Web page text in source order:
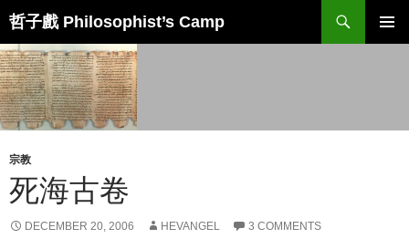
Skip
content
哲子戲 Philosophist’s Camp
Search
宗教
死海古卷
DECEMBER 20, 2006 HEVANGEL 3 COMMENTS